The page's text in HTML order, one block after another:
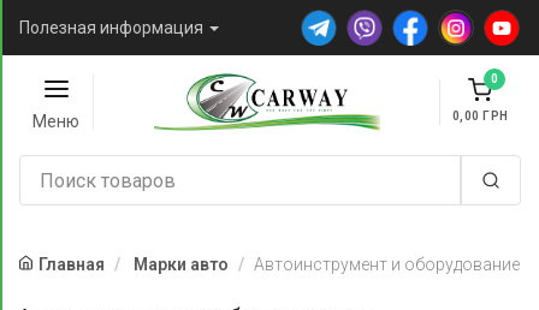
Полезная информация
Меню
0
0,00
Главная Марки авто Автоинструмент и оборудование